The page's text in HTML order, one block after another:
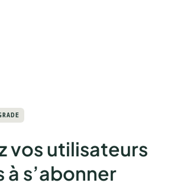
vos utilisateurs
s’abonner